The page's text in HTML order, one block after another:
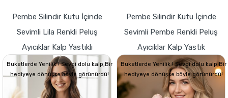
Pembe Silindir Kutu İçinde
Sevimli Lila Renkli Peluş
Ayıcıklar Kalp Yastıklı
Buketlerde Yenilik ! Sevgi dolu kalp,Bir
hediyeye dönüşse böyle görünürdü!
Pembe Silindir Kutu İçinde
Sevimli Pembe Renkli Peluş
Ayıcıklar Kalp Yastık
Buketlerde Yenilik ! Sevgi dolu kalp,Bir
hediyeye dönüşse böyle görünürdü!